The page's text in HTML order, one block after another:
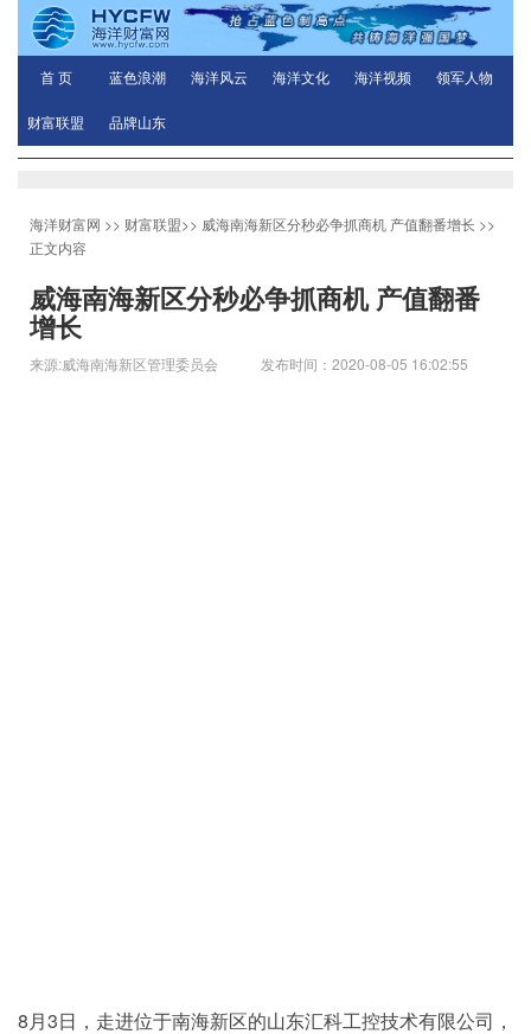
首 页 蓝色浪潮 海洋风云 海洋文化 海洋视频 领军人物
财富联盟 品牌山东
海洋财富网 >> 财富联盟>> 威海南海新区分秒必争抓商机 产值翻番增长 >>
正文内容
威海南海新区分秒必争抓商机 产值翻番
增长
来源:威海南海新区管理委员会 发布时间：2020-08-05 16:02:55
8月3日，走进位于南海新区的山东汇科工控技术有限公司，